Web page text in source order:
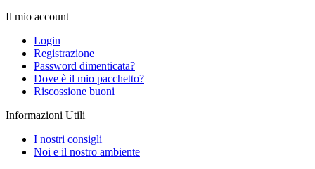
Il mio account
Login
Registrazione
Password dimenticata?
Dove è il mio pacchetto?
Riscossione buoni
Informazioni Utili
I nostri consigli
Noi e il nostro ambiente